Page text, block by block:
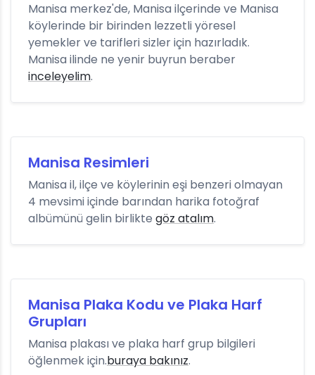
Manisa merkez'de, Manisa ilçerinde ve Manisa
köylerinde bir birinden lezzetli yöresel
yemekler ve tarifleri sizler için hazırladık.
Manisa ilinde ne yenir buyrun beraber
inceleyelim.
Manisa Resimleri
Manisa il, ilçe ve köylerinin eşi benzeri olmayan
4 mevsimi içinde barından harika fotoğraf
albümünü gelin birlikte göz atalım.
Manisa Plaka Kodu ve Plaka Harf
Grupları
Manisa plakası ve plaka harf grup bilgileri
öğlenmek için.buraya bakınız.